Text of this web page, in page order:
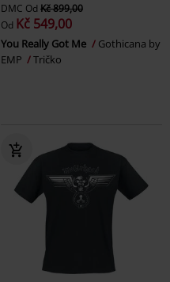
DMC Od Kč 899,00
Od Kč 549,00
You Really Got Me
Gothicana by
EMP
Tričko